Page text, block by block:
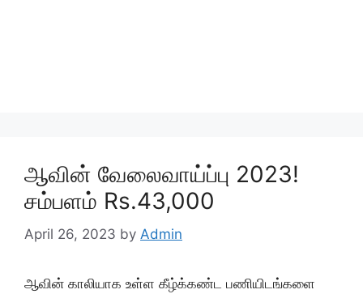
ஆவின் வேலைவாய்ப்பு 2023!
சம்பளம் Rs.43,000
April 26, 2023 by Admin
ஆவின் காலியாக உள்ள கீழ்க்கண்ட பணியிடங்களை